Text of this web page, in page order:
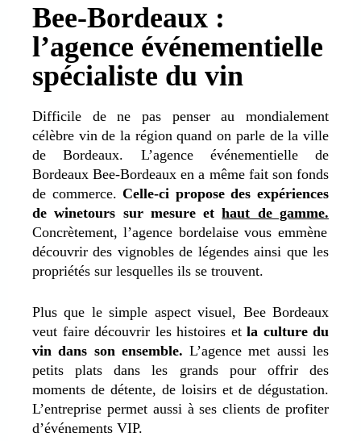
Bee-Bordeaux :
l’agence événementielle
spécialiste du vin
Difficile de ne pas penser au mondialement
célèbre vin de la région quand on parle de la ville
de Bordeaux. L’agence événementielle de
Bordeaux Bee-Bordeaux en a même fait son fonds
de commerce.Celle-ci propose des expériences
de winetours sur mesure ethaut de gamme.
Concrètement, l’agence bordelaise vous emmène
découvrir des vignobles de légendes ainsi que les
propriétés sur lesquelles ils se trouvent.
Plus que le simple aspect visuel, Bee Bordeaux
veut faire découvrir les histoires etla culture du
vin dans son ensemble.L’agence met aussi les
petits plats dans les grands pour offrir des
moments de détente, de loisirs et de dégustation.
L’entreprise permet aussi à ses clients de profiter
d’événements VIP.